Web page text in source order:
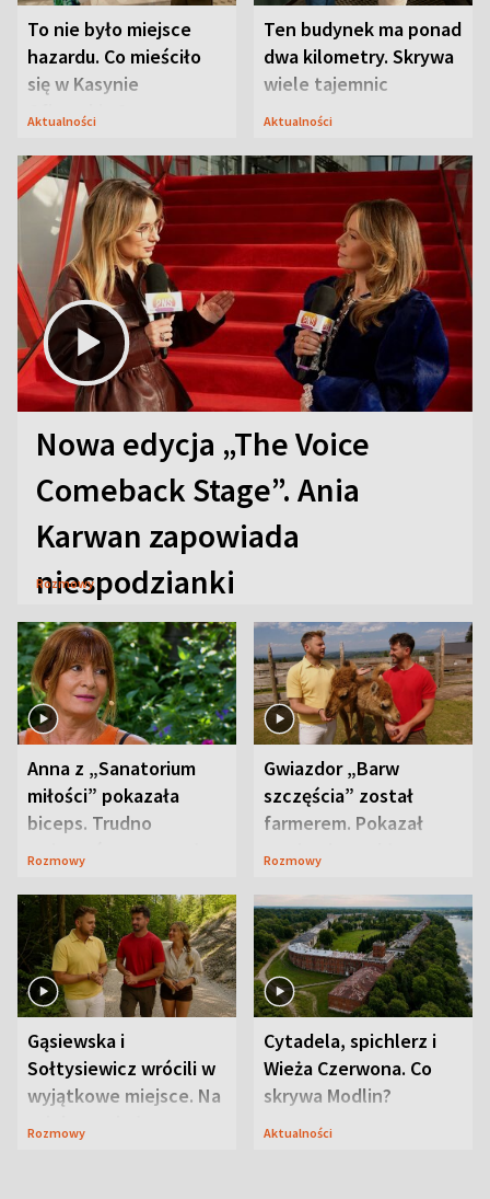
To nie było miejsce
hazardu. Co mieściło
się w Kasynie
Oficerskim?
Aktualności
Ten budynek ma ponad
dwa kilometry. Skrywa
wiele tajemnic
Aktualności
Nowa edycja „The Voice
Comeback Stage”. Ania
Karwan zapowiada
niespodzianki
Rozmowy
Anna z „Sanatorium
miłości” pokazała
biceps. Trudno
uwierzyć, co przeszła
Rozmowy
Gwiazdor „Barw
szczęścia” został
farmerem. Pokazał
swoje niezwykłe
Rozmowy
Gąsiewska i
Sołtysiewicz wrócili w
wyjątkowe miejsce. Na
szlaku czekał
Rozmowy
Cytadela, spichlerz i
Wieża Czerwona. Co
skrywa Modlin?
Aktualności